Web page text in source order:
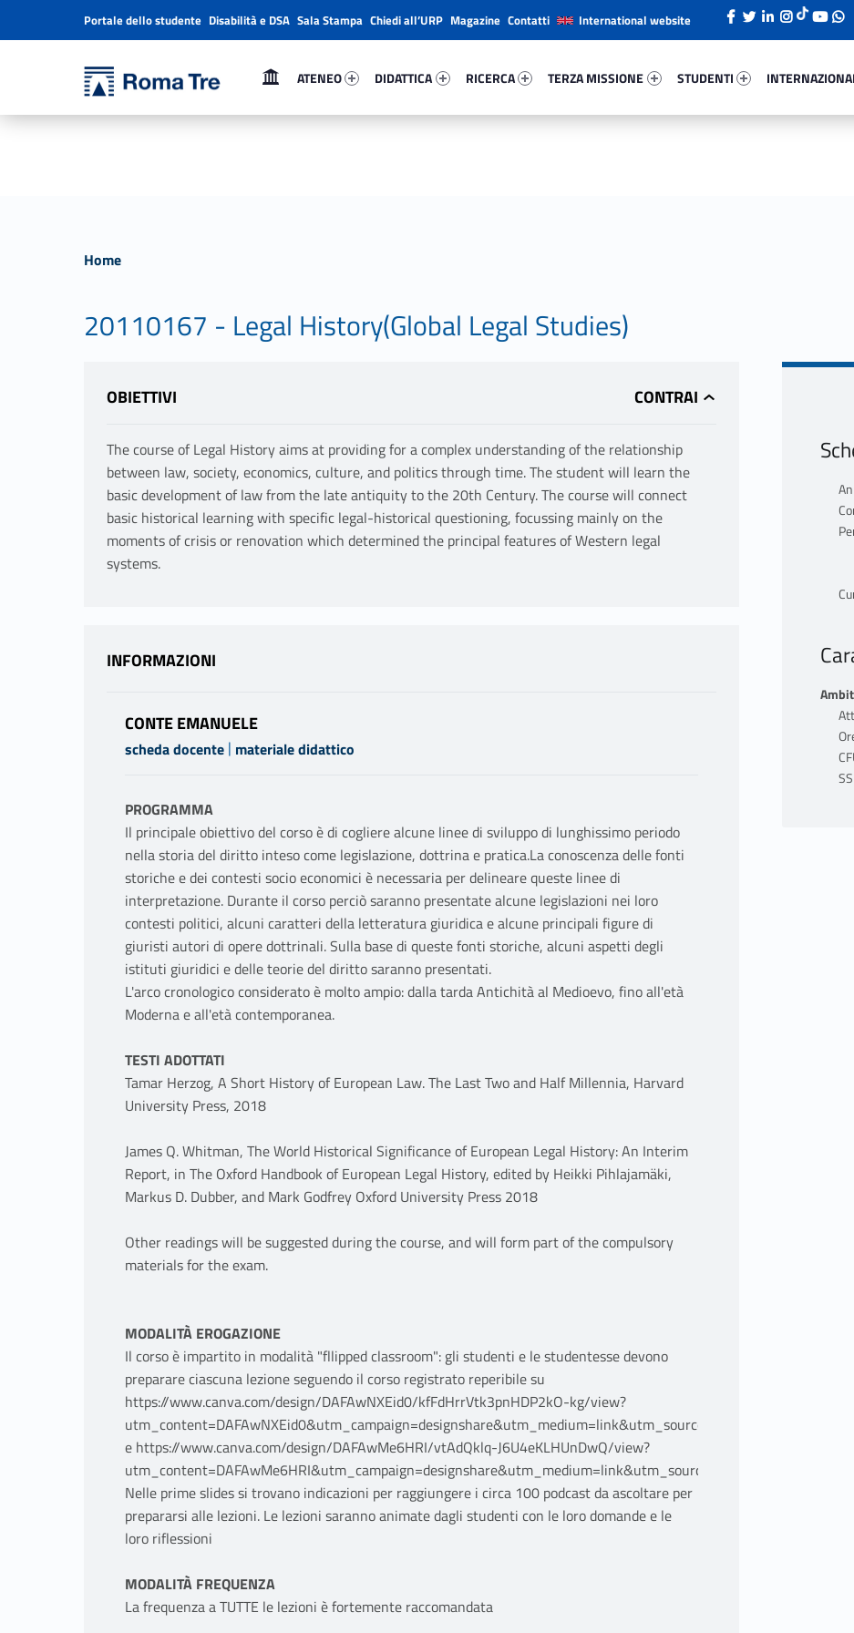
Università Roma Tre Primary Menu
ATENEO
DIDATTICA
RICERCA
TERZA MISSIONE
STUDENTI
Header info sidebar
Portale dello studente Disabilità e DSA Sala Stampa Chiedi all’URP Magazine Contatti International website
Home
20110167 - Legal History(Global Legal Studies)
OBIETTIVI
The course of Legal History aims at providing for a complex understanding of the relationship
between law, society, economics, culture, and politics through time. The student will learn the
basic development of law from the late antiquity to the 20th Century. The course will connect
basic historical learning with specific legal-historical questioning, focussing mainly on the
moments of crisis or renovation which determined the principal features of Western legal
systems.
INFORMAZIONI
CONTE EMANUELE
scheda docente | materiale didattico
PROGRAMMA
Il principale obiettivo del corso è di cogliere alcune linee di sviluppo di lunghissimo periodo
nella storia del diritto inteso come legislazione, dottrina e pratica.La conoscenza delle fonti
storiche e dei contesti socio economici è necessaria per delineare queste linee di
interpretazione. Durante il corso perciò saranno presentate alcune legislazioni nei loro
contesti politici, alcuni caratteri della letteratura giuridica e alcune principali figure di
giuristi autori di opere dottrinali. Sulla base di queste fonti storiche, alcuni aspetti degli
istituti giuridici e delle teorie del diritto saranno presentati.
L'arco cronologico considerato è molto ampio: dalla tarda Antichità al Medioevo, fino all'età
Moderna e all'età contemporanea.
TESTI ADOTTATI
Tamar Herzog, A Short History of European Law. The Last Two and Half Millennia, Harvard
University Press, 2018
James Q. Whitman, The World Historical Significance of European Legal History: An Interim
Report, in The Oxford Handbook of European Legal History, edited by Heikki Pihlajamäki,
Markus D. Dubber, and Mark Godfrey Oxford University Press 2018
Other readings will be suggested during the course, and will form part of the compulsory
materials for the exam.
MODALITÀ EROGAZIONE
Il corso è impartito in modalità "fllipped classroom": gli studenti e le studentesse devono
preparare ciascuna lezione seguendo il corso registrato reperibile su
https://www.canva.com/design/DAFAwNXEid0/kfFdHrrVtk3pnHDP2kO-kg/view?
utm_content=DAFAwNXEid0&utm_campaign=designshare&utm_medium=link&utm_source=publishsharelink
e https://www.canva.com/design/DAFAwMe6HRI/vtAdQklq-J6U4eKLHUnDwQ/view?
utm_content=DAFAwMe6HRI&utm_campaign=designshare&utm_medium=link&utm_source=publishsharelink
Nelle prime slides si trovano indicazioni per raggiungere i circa 100 podcast da ascoltare per
prepararsi alle lezioni. Le lezioni saranno animate dagli studenti con le loro domande e le
loro riflessioni
MODALITÀ FREQUENZA
La frequenza a TUTTE le lezioni è fortemente raccomandata